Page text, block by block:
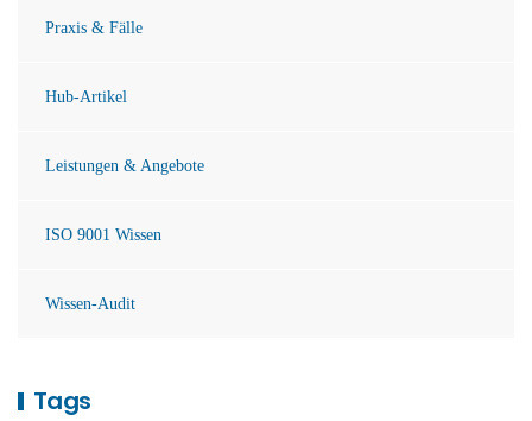
Praxis & Fälle
Hub-Artikel
Leistungen & Angebote
ISO 9001 Wissen
Wissen-Audit
Tags